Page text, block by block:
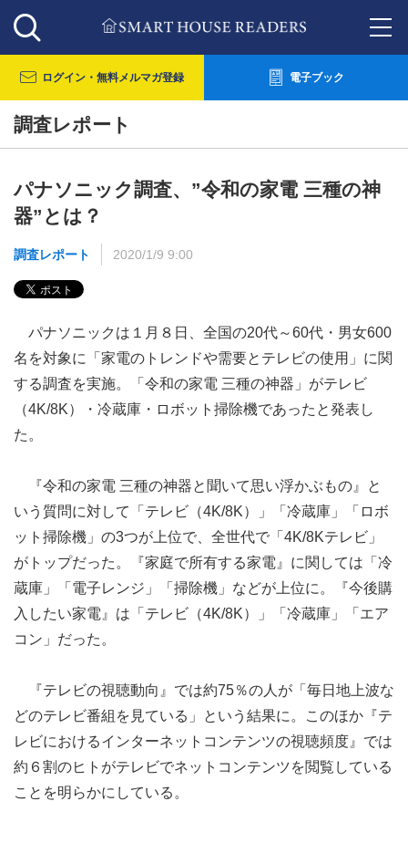
ログイン・ 無料メルマガ登録 電子ブック
調査レポート
パナソニック調査、”令和の家電 三種の神
器”とは？
調査レポート 2020/1/9 9:00
パナソニックは１月８日、全国の20代～60代・男女600
名を対象に「家電のトレンドや需要とテレビの使用」に関
する調査を実施。「令和の家電 三種の神器」がテレビ
（4K/8K）・冷蔵庫・ロボット掃除機であったと発表し
た。
『令和の家電 三種の神器と聞いて思い浮かぶもの』と
いう質問に対して「テレビ（4K/8K）」「冷蔵庫」「ロボ
ット掃除機」の3つが上位で、全世代で「4K/8Kテレビ」
がトップだった。『家庭で所有する家電』に関しては「冷
蔵庫」「電子レンジ」「掃除機」などが上位に。『今後購
入したい家電』は「テレビ（4K/8K）」「冷蔵庫」「エア
コン」だった。
『テレビの視聴動向』では約75％の人が「毎日地上波な
どのテレビ番組を見ている」という結果に。このほか『テ
レビにおけるインターネットコンテンツの視聴頻度』では
約６割のヒトがテレビでネットコンテンツを閲覧している
ことを明らかにしている。